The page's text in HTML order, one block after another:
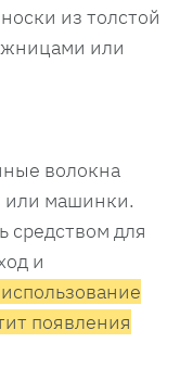
из толстой
или
волокна
или машинки.
средством для
и
появления